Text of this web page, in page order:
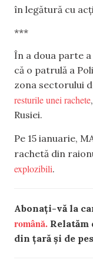
în legătură cu
***
În a doua parte
că o patrulă a
zona sectorului
resturile unei rachete
Rusiei.
Pe 15 ianuarie,
rachetă din
explozibili.
Abonați-vă la
română.
din țară și de